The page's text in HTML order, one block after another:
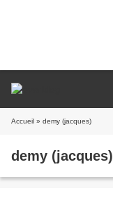
Accueil » demy (jacques)
demy (jacques)